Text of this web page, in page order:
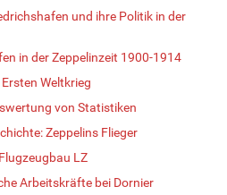
und ihre Politik in der
in der Zeppelinzeit 1900-1914
Ersten Weltkrieg
von Statistiken
Zeppelins Flieger
LZ
Arbeitskräfte bei Dornier